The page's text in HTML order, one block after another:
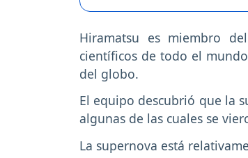
Hiramatsu es miembro
científicos de todo el
del globo.
El equipo descubrió que la
algunas de las cuales se
La supernova está